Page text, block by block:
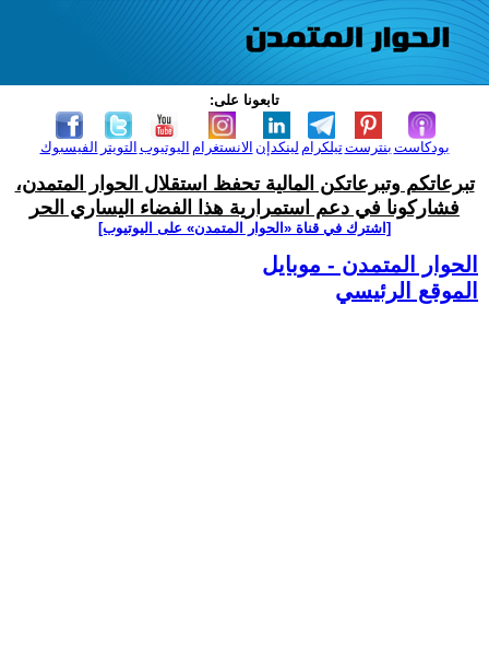
تابعونا على:
الفيسبوك التويتر اليوتيوب الانستغرام لينكدإن تيلكرامبنترست بودكاست
تبرعاتكم وتبرعاتكن المالية تحفظ استقلال الحوار المتمدن،
فشاركونا في دعم استمرارية هذا الفضاء اليساري الحر
[اشترك في قناة ‫«الحوار المتمدن» على اليوتيوب]
الحوار المتمدن - موبايل
الموقع الرئيسي